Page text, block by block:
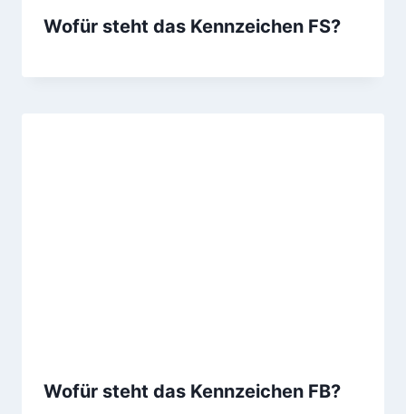
Wofür steht das Kennzeichen FS?
Wofür steht das Kennzeichen FB?